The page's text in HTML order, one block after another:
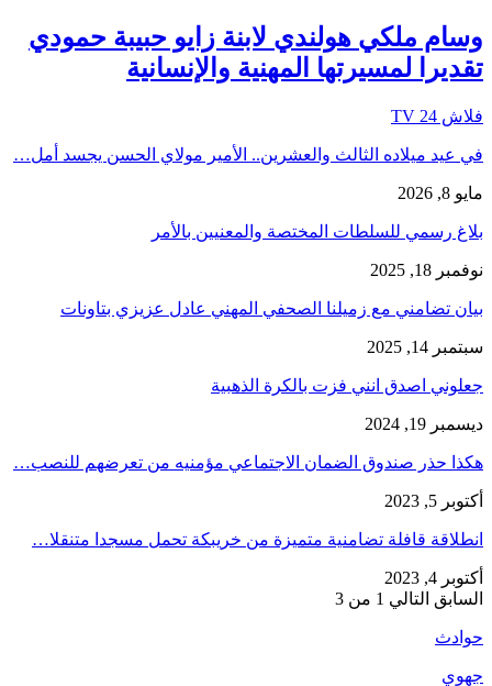
وسام ملكي هولندي لابنة زايو حبيبة حمودي
تقديرا لمسيرتها المهنية والإنسانية
فلاش 24 TV
في عيد ميلاده الثالث والعشرين.. الأمير مولاي الحسن يجسد أمل…
مايو 8, 2026
بلاغ رسمي للسلطات المختصة والمعنيين بالأمر
نوفمبر 18, 2025
بيان تضامني مع زميلنا الصحفي المهني عادل عزيزي بتاونات
سبتمبر 14, 2025
جعلوني اصدق انني فزت بالكرة الذهبية
ديسمبر 19, 2024
هكذا حذر صندوق الضمان الاجتماعي مؤمنيه من تعرضهم للنصب…
أكتوبر 5, 2023
انطلاقة قافلة تضامنية متميزة من خريبكة تحمل مسجدا متنقلا…
أكتوبر 4, 2023
السابق التالي 1 من 3
حوادث
جهوي